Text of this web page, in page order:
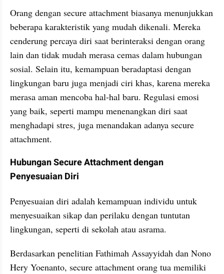
Orang dengan secure attachment biasanya menunjukkan
beberapa karakteristik yang mudah dikenali. Mereka
cenderung percaya diri saat berinteraksi dengan orang
lain dan tidak mudah merasa cemas dalam hubungan
sosial. Selain itu, kemampuan beradaptasi dengan
lingkungan baru juga menjadi ciri khas, karena mereka
merasa aman mencoba hal-hal baru. Regulasi emosi
yang baik, seperti mampu menenangkan diri saat
menghadapi stres, juga menandakan adanya secure
attachment.
Hubungan Secure Attachment dengan
Penyesuaian Diri
Penyesuaian diri adalah kemampuan individu untuk
menyesuaikan sikap dan perilaku dengan tuntutan
lingkungan, seperti di sekolah atau asrama.
Berdasarkan penelitian Fathimah Assayyidah dan Nono
Hery Yoenanto, secure attachment orang tua memiliki